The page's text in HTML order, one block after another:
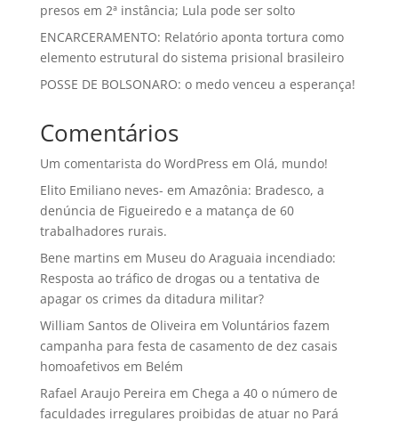
presos em 2ª instância; Lula pode ser solto
ENCARCERAMENTO: Relatório aponta tortura como
elemento estrutural do sistema prisional brasileiro
POSSE DE BOLSONARO: o medo venceu a esperança!
Comentários
Um comentarista do WordPress em Olá, mundo!
Elito Emiliano neves- em Amazônia: Bradesco, a
denúncia de Figueiredo e a matança de 60
trabalhadores rurais.
Bene martins em Museu do Araguaia incendiado:
Resposta ao tráfico de drogas ou a tentativa de
apagar os crimes da ditadura militar?
William Santos de Oliveira em Voluntários fazem
campanha para festa de casamento de dez casais
homoafetivos em Belém
Rafael Araujo Pereira em Chega a 40 o número de
faculdades irregulares proibidas de atuar no Pará